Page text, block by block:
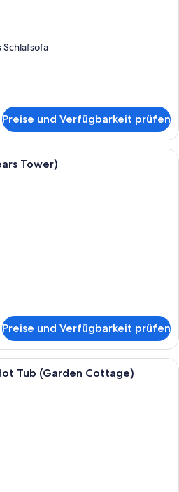
Schlafsofa
Preise und Verfügbarkeit prüfen
Ein Wohnzimmer mit braunem
Tower)
Preise und Verfügbarkeit prüfen
Ein Schlafzimmer mit einem
Tub (Garden Cottage)